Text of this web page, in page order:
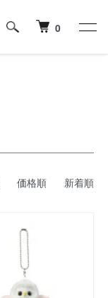
0
価格順 新着順